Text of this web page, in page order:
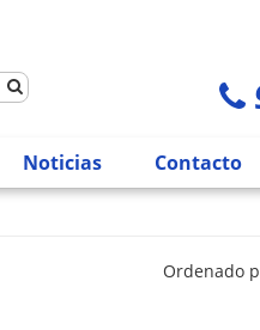
Noticias Contacto
Ordenado